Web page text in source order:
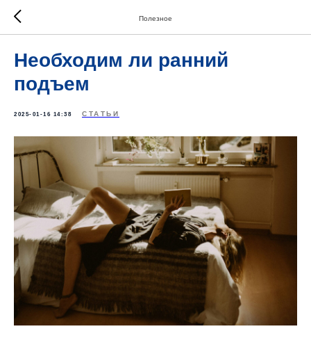
Полезное
Необходим ли ранний
подъем
2025-01-16 14:38 СТАТЬИ